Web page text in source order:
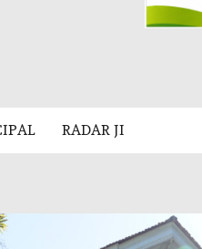
RADAR JI